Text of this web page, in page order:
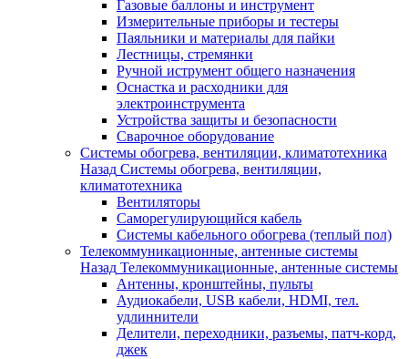
Газовые баллоны и инструмент
Измерительные приборы и тестеры
Паяльники и материалы для пайки
Лестницы, стремянки
Ручной иструмент общего назначения
Оснастка и расходники для
электроинструмента
Устройства защиты и безопасности
Сварочное оборудование
Системы обогрева, вентиляции, климатотехника
Назад Системы обогрева, вентиляции,
климатотехника
Вентиляторы
Саморегулирующийся кабель
Системы кабельного обогрева (теплый пол)
Телекоммуникационные, антенные системы
Назад Телекоммуникационные, антенные системы
Антенны, кронштейны, пульты
Аудиокабели, USB кабели, HDMI, тел.
удлиннители
Делители, переходники, разъемы, патч-корд,
джек